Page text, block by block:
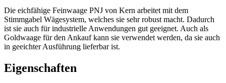
Die eichfähige Feinwaage PNJ von Kern arbeitet mit dem
Stimmgabel Wägesystem, welches sie sehr robust macht. Dadurch
ist sie auch für industrielle Anwendungen gut geeignet. Auch als
Goldwaage für den Ankauf kann sie verwendet werden, da sie auch
in geeichter Ausführung lieferbar ist.
Eigenschaften